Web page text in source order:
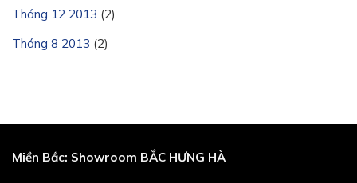
Tháng 12 2013 (2)
Tháng 8 2013 (2)
Miền Bắc: Showroom BẮC HƯNG HÀ